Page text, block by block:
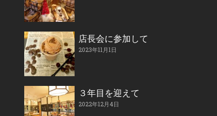
店長会に参加して
2023年11月1日
３年目を迎えて
2022年12月4日